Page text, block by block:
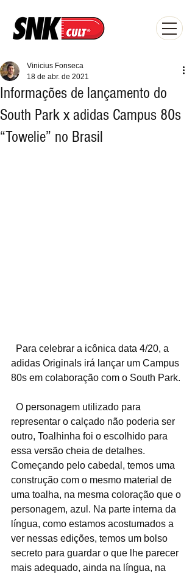
Informações de lançamento do
South Park x adidas Campus 80s
“Towelie” no Brasil
Vinicius Fonseca
18 de abr. de 2021
adidas Originals irá lançar um Campus
80s em colaboração com o South Park.
representar o calçado não poderia ser
outro, Toalhinha foi o escolhido para
essa versão cheia de detalhes.
Começando pelo cabedal, temos uma
construção com o mesmo material de
uma toalha, na mesma coloração que o
personagem, azul. Na parte interna da
língua, como estamos acostumados a
ver nessas edições, temos um bolso
secreto para guardar o que lhe parecer
mais adequado, ainda na língua, na